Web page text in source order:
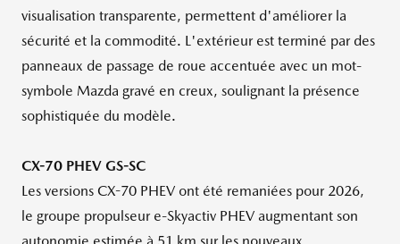
visualisation transparente, permettent d'améliorer la
sécurité et la commodité. L'extérieur est terminé par des
panneaux de passage de roue accentuée avec un mot-
symbole Mazda gravé en creux, soulignant la présence
sophistiquée du modèle.
CX-70 PHEV GS-SC
Les versions CX-70 PHEV ont été remaniées pour 2026,
le groupe propulseur e-Skyactiv PHEV augmentant son